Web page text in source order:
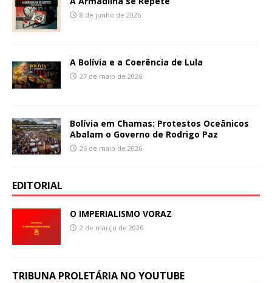
8 de junho de 2026
A Bolívia e a Coerência de Lula
27 de maio de 2026
Bolívia em Chamas: Protestos Oceânicos
Abalam o Governo de Rodrigo Paz
26 de maio de 2026
EDITORIAL
O IMPERIALISMO VORAZ
2 de março de 2026
TRIBUNA PROLETÁRIA NO YOUTUBE